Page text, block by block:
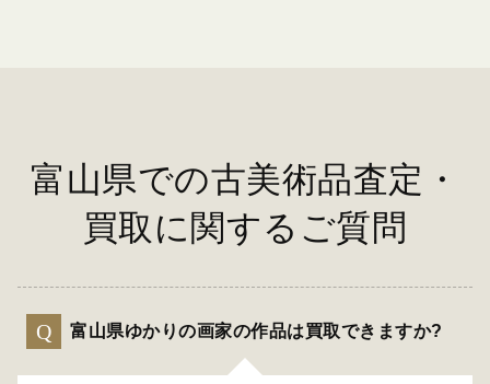
富山県での古美術品査定・
買取に関するご質問
富山県ゆかりの画家の作品は買取できますか?